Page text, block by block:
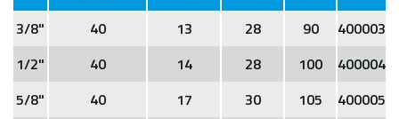
3/8" 40 13 28 90
400003
1/2"
40 14 28 100
400004
5/8"
40 17 30 105
400005